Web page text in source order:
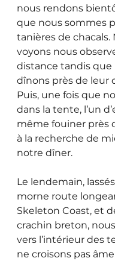
nous rendons
que nous sommes
tanières de chacals.
voyons nous
distance tandis que
dînons près de leur
Puis, une fois que
dans la tente, l’un
même fouiner près
à la recherche de
notre dîner.
Le lendemain,
morne route
Skeleton Coast, et
crachin breton,
vers l’intérieur des
ne croisons pas